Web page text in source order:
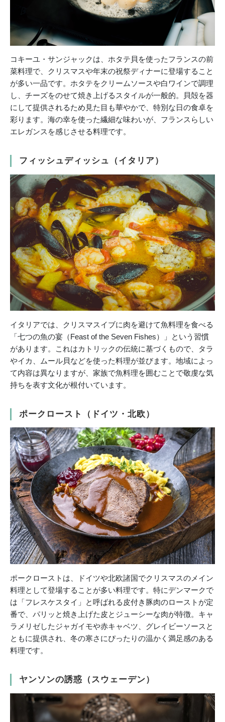
コキーユ・サンジャックは、ホタテ貝を使ったフランスの前
菜料理で、クリスマスや年末の祝祭ディナーに登場すること
が多い一品です。ホタテをクリームソースや白ワインで調理
し、チーズをのせて焼き上げるスタイルが一般的。貝殻を器
にして提供されるため見た目も華やかで、特別な日の食卓を
彩ります。海の幸を使った繊細な味わいが、フランスらしい
エレガンスを感じさせる料理です。
フィッシュディッシュ（イタリア）
イタリアでは、クリスマスイブに肉を避けて魚料理を食べる
「七つの魚の宴（Feast of the Seven Fishes）」という習慣
があります。これはカトリックの伝統に基づくもので、タラ
やイカ、ムール貝などを使った料理が並びます。地域によっ
て内容は異なりますが、家族で魚料理を囲むことで敬虔な気
持ちを表す文化が根付いています。
ポークロースト（ドイツ・北欧）
ポークローストは、ドイツや北欧諸国でクリスマスのメイン
料理として登場することが多い料理です。特にデンマークで
は「フレスケスタイ」と呼ばれる皮付き豚肉のローストが定
番で、パリッと焼き上げた皮とジューシーな肉が特徴。キャ
ラメリゼしたジャガイモや赤キャベツ、グレイビーソースと
ともに提供され、冬の寒さにぴったりの温かく満足感のある
料理です。
ヤンソンの誘惑（スウェーデン）